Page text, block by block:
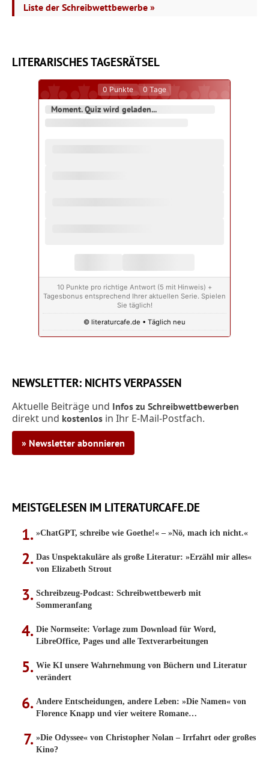
Liste der Schreibwettbewerbe »
LITERARISCHES TAGESRÄTSEL
0 Punkte 0 Tage
Moment. Quiz wird geladen...
10 Punkte pro richtige Antwort (5 mit Hinweis) +
Tagesbonus entsprechend Ihrer aktuellen Serie. Spielen
Sie täglich!
© literaturcafe.de • Täglich neu
NEWSLETTER: NICHTS VERPASSEN
Aktuelle Beiträge und Infos zu Schreibwettbewerben
direkt und kostenlos in Ihr E-Mail-Postfach.
» Newsletter abonnieren
MEISTGELESEN IM LITERATURCAFE.DE
»ChatGPT, schreibe wie Goethe!« – »Nö, mach ich nicht.«
Das Unspektakuläre als große Literatur: »Erzähl mir alles«
von Elizabeth Strout
Schreibzeug-Podcast: Schreibwettbewerb mit
Sommeranfang
Die Normseite: Vorlage zum Download für Word,
LibreOffice, Pages und alle Textverarbeitungen
Wie KI unsere Wahrnehmung von Büchern und Literatur
verändert
Andere Entscheidungen, andere Leben: »Die Namen« von
Florence Knapp und vier weitere Romane…
»Die Odyssee« von Christopher Nolan – Irrfahrt oder großes
Kino?